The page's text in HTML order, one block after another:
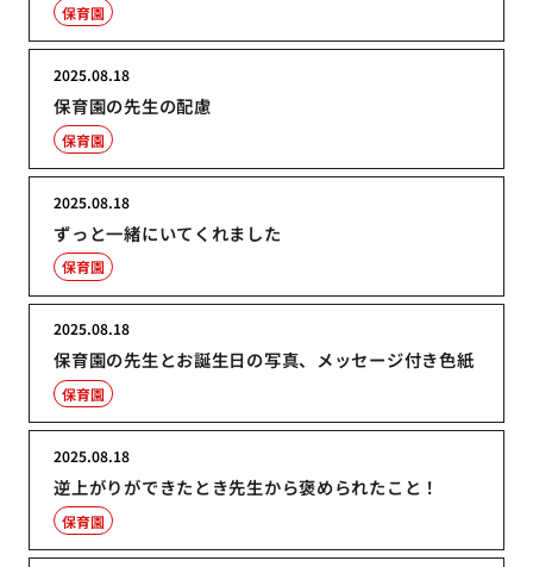
保育園
保育園の先生の配慮
2025.08.18
保育園
ずっと一緒にいてくれました
2025.08.18
保育園
保育園の先生とお誕生日の写真、メッセージ付き色紙
2025.08.18
保育園
逆上がりができたとき先生から褒められたこと！
2025.08.18
保育園